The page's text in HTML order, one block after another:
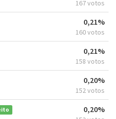
167 votos
0,21%
160 votos
0,21%
158 votos
0,20%
152 votos
0,20%